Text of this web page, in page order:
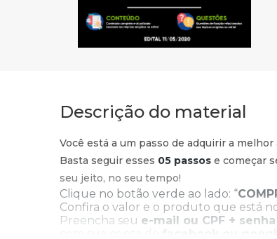
Descrição do material
Você está a um passo de adquirir a melhor
Basta seguir esses 05 passose começar
seu jeito, no seu tempo!
Clique no botão verde ao lado: “
Confira o valor e o produto que está
Preencha seu e-mail ou CPF + senha